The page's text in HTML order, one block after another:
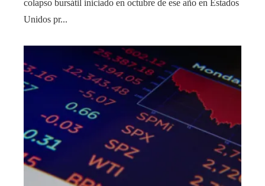
colapso bursátil iniciado en octubre de ese año en Estados
Unidos pr...